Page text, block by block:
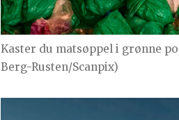
Kaster du matsøppel i grønne
Berg-Rusten/Scanpix)